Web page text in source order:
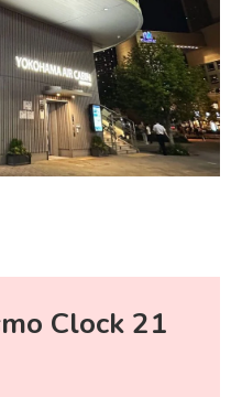
Clock 21